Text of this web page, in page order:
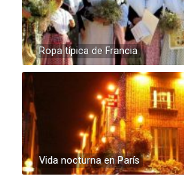
Ropa típica de Francia
Vida nocturna en París